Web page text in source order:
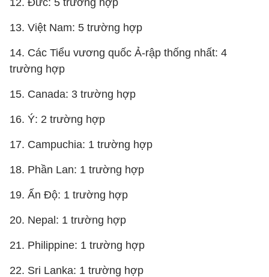
12. Đức: 5 trường hợp
13. Việt Nam: 5 trường hợp
14. Các Tiểu vương quốc Ả-rập thống nhất: 4
trường hợp
15. Canada: 3 trường hợp
16. Ý: 2 trường hợp
17. Campuchia: 1 trường hợp
18. Phần Lan: 1 trường hợp
19. Ấn Độ: 1 trường hợp
20. Nepal: 1 trường hợp
21. Philippine: 1 trường hợp
22. Sri Lanka: 1 trường hợp